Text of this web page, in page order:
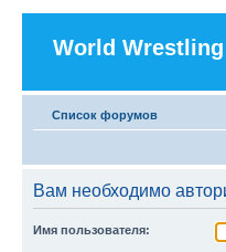
World
Список форумов
Вам необходимо
Имя пользователя: